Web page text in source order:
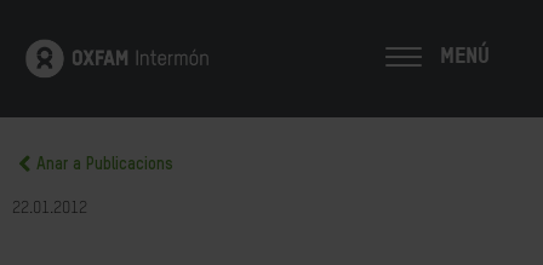
MENÚ
Anar a Publicacions
22.01.2012